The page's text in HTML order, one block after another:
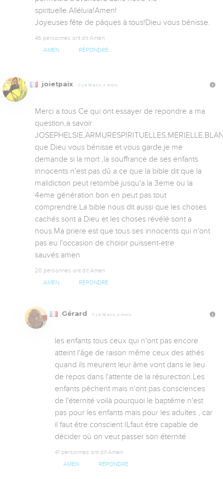
spirituelle.Alléluia!Amen!
Joyeuses fête de pâques à tous!Dieu vous bénisse.
46 personnes ont dit Amen
AMEN RÉPONDRE
joietpaix Il y a 16 ans, 4 mois
Merci a tous Ce qui ont essayer de repondre a ma
question,a savoir
que Dieu vous bénisse et vous garde.je me
demande si la mort ,la souffrance de ses enfants
innocents n'est pas dû a ce que la bible dit:que la
malidiction peut retombé jusqu'a la 3eme ou la
4eme génération.bon en peut pas tout
comprendre.La bible nous dit aussi que les choses
cachés sont a Dieu et les choses révélé sont a
nous.Ma priere est que tous ses innocents qui n'ont
pas eu l'occasion de choisir puissent-etre
sauvés.amen
20 personnes ont dit Amen
AMEN RÉPONDRE
Gérard Il y a 16 ans, 4 mois
les enfants tous ceux qui n'ont pas encore
atteint l'âge de raison même ceux des athés
quand ils meurent leur âme vont dans le lieu
de repos dans l'attente de la résurection.Les
enfants pêchent mais n'ont pas consciences
de l'éternité voilà pourquoi le baptême n'est
pas pour les enfants mais pour les adultes , car
il faut être conscient ILfaut être capable de
décider où on veut passer son éternité .
41 personnes ont dit Amen
AMEN RÉPONDRE